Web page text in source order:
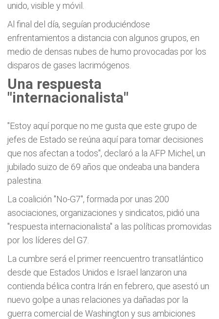
unido, visible y móvil.
Al final del día, seguían produciéndose
enfrentamientos a distancia con algunos grupos, en
medio de densas nubes de humo provocadas por los
disparos de gases lacrimógenos.
Una respuesta
"internacionalista"
"Estoy aquí porque no me gusta que este grupo de
jefes de Estado se reúna aquí para tomar decisiones
que nos afectan a todos", declaró a la AFP Michel, un
jubilado suizo de 69 años que ondeaba una bandera
palestina.
La coalición "No-G7", formada por unas 200
asociaciones, organizaciones y sindicatos, pidió una
"respuesta internacionalista" a las políticas promovidas
por los líderes del G7.
La cumbre será el primer reencuentro transatlántico
desde que Estados Unidos e Israel lanzaron una
contienda bélica contra Irán en febrero, que asestó un
nuevo golpe a unas relaciones ya dañadas por la
guerra comercial de Washington y sus ambiciones